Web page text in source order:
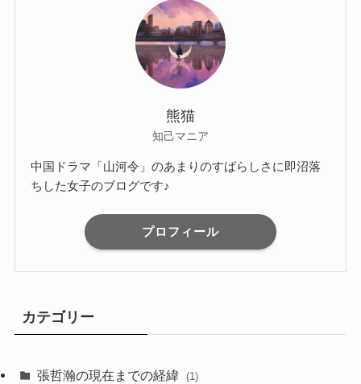
熊猫
知己マニア
中国ドラマ「山河令」のあまりのすばらしさに即沼落
ちした女子のブログです♪
プロフィール
カテゴリー
張哲瀚の現在までの経緯 (1)